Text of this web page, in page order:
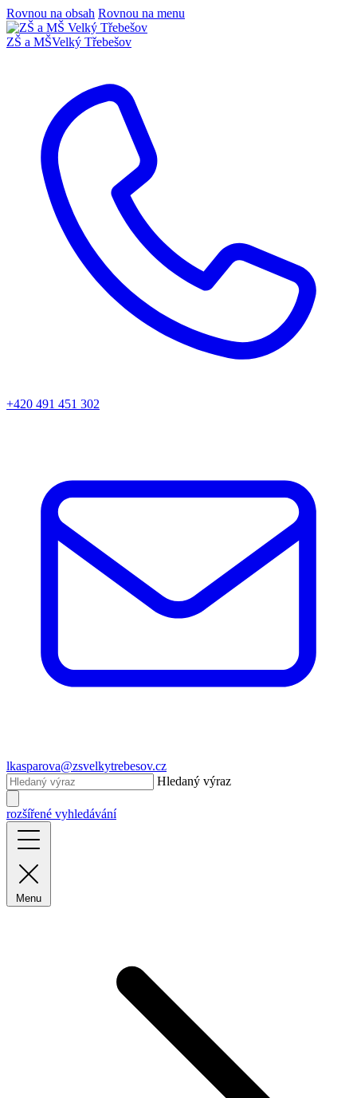
Rovnou na obsah Rovnou na menu
ZŠ a MŠVelký Třebešov
+420 491 451 302
lkasparova@zsvelkytrebesov.cz
Hledaný výraz
rozšířené vyhledávání
Menu